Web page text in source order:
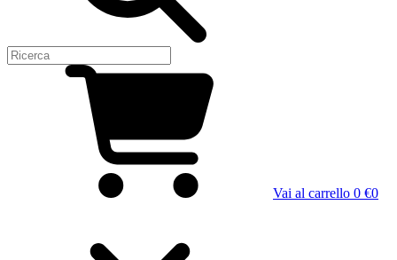
Vai al carrello 0 €0